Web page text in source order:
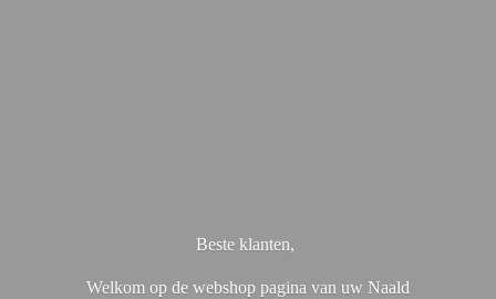
Beste klanten,
Welkom op de webshop pagina van uw Naald